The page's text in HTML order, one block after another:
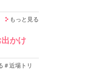
もっと見る
かけ
＃近場トリ